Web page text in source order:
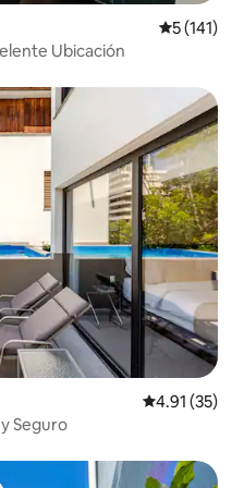
5 (141)
Ubicación
Calificación
4.91 (35)
y Seguro